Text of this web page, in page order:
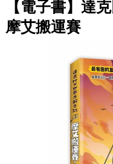
【電子書】達
摩艾搬運賽